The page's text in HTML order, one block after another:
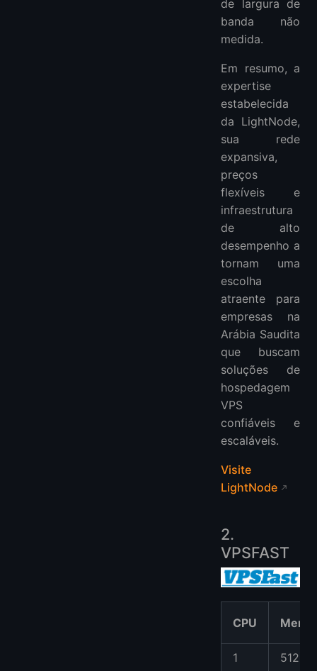
de largura de
banda não
medida.
Em resumo, a
expertise
estabelecida
da LightNode,
sua rede
expansiva,
preços
flexíveis e
infraestrutura
de alto
desempenho a
tornam uma
escolha
atraente para
empresas na
Arábia Saudita
que buscam
soluções de
hospedagem
VPS
confiáveis e
escaláveis.
Visite
LightNode
2.
VPSFAST
CPU
1
512MB